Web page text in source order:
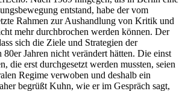
entstand, habe der vom
Rahmen zur Aushandlung von Kritik und
mehr durchbrochen werden können. Der
sich die Ziele und Strategien der
80er Jahren nicht verändert hätten. Die einst
die erst durchgesetzt werden mussten, seien
Regime verwoben und deshalb ein
begrüßt Kuhn, wie er im Gespräch sagt,